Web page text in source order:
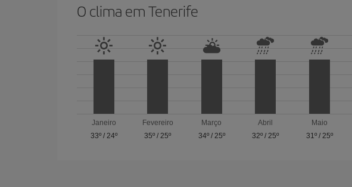
O clima em Tenerife
Janeiro
33º/ 24º
Fevereiro
35º /25º
Março
34º/ 25º
Abril
32º /25º
Maio
31º/ 25º